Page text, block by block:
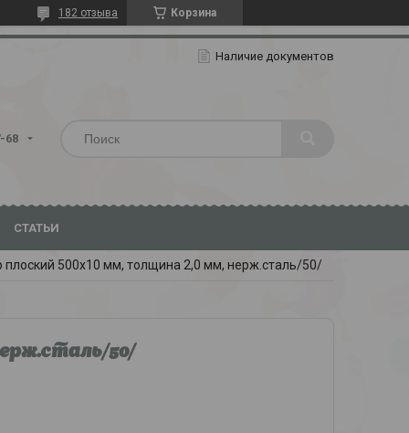
Корзина
182 отзыва
Наличие документов
68
СТАТЬИ
500х10 мм, толщина 2,0 мм, нерж.сталь/50/
50/